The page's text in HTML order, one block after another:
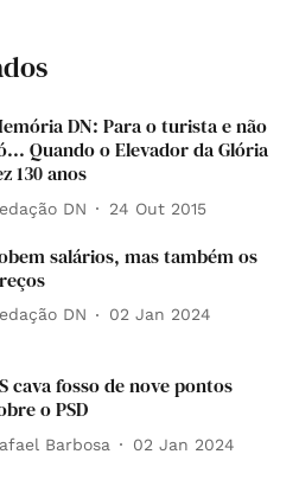
DN: Para o turista e não
Quando o Elevador da Glória
130 anos
DN 24 Out 2015
salários, mas também os
DN 02 Jan 2024
cava fosso de nove pontos
o PSD
Barbosa 02 Jan 2024